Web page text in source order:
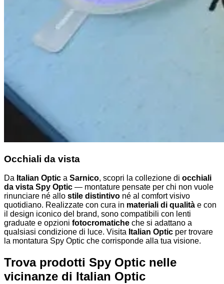
Occhiali da vista
Da Italian Optic a Sarnico, scopri la collezione di occhiali
da vista Spy Optic — montature pensate per chi non vuole
rinunciare né allo stile distintivo né al comfort visivo
quotidiano. Realizzate con cura in materiali di qualità e con
il design iconico del brand, sono compatibili con lenti
graduate e opzioni fotocromatiche che si adattano a
qualsiasi condizione di luce. Visita Italian Optic per trovare
la montatura Spy Optic che corrisponde alla tua visione.
Trova prodotti Spy Optic nelle
vicinanze di Italian Optic